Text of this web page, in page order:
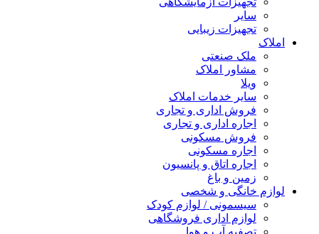
سایر
تجهیزات زیبایی
املاک
ملک صنعتی
مشاور املاک
ویلا
سایر خدمات املاک
فروش اداری و تجاری
اجاره اداری و تجاری
فروش مسکونی
اجاره مسکونی
اجاره اتاق و پانسیون
زمین و باغ
لوازم خانگی و شخصی
سیسمونی / لوازم کودک
لوازم اداری فروشگاهی